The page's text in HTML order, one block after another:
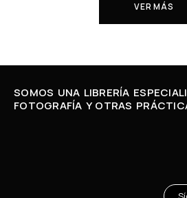
VER MÁS
SOMOS UNA LIBRERÍA
FOTOGRAFÍA Y OTRAS